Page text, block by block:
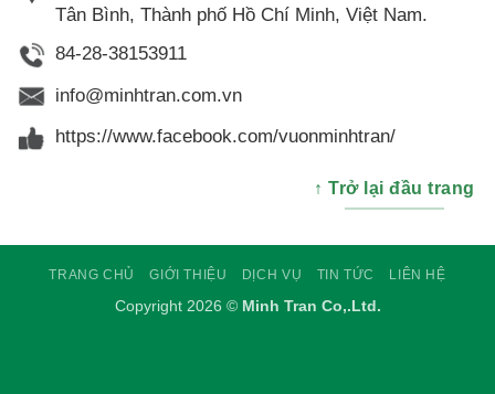
Tân Bình, Thành phố Hồ Chí Minh, Việt Nam.
84-28-38153911
info@minhtran.com.vn
https://www.facebook.com/vuonminhtran/
↑ Trở lại đầu trang
TRANG CHỦ GIỚI THIỆU DỊCH VỤ TIN TỨC LIÊN HỆ
Copyright 2026 © Minh Tran Co,.Ltd.